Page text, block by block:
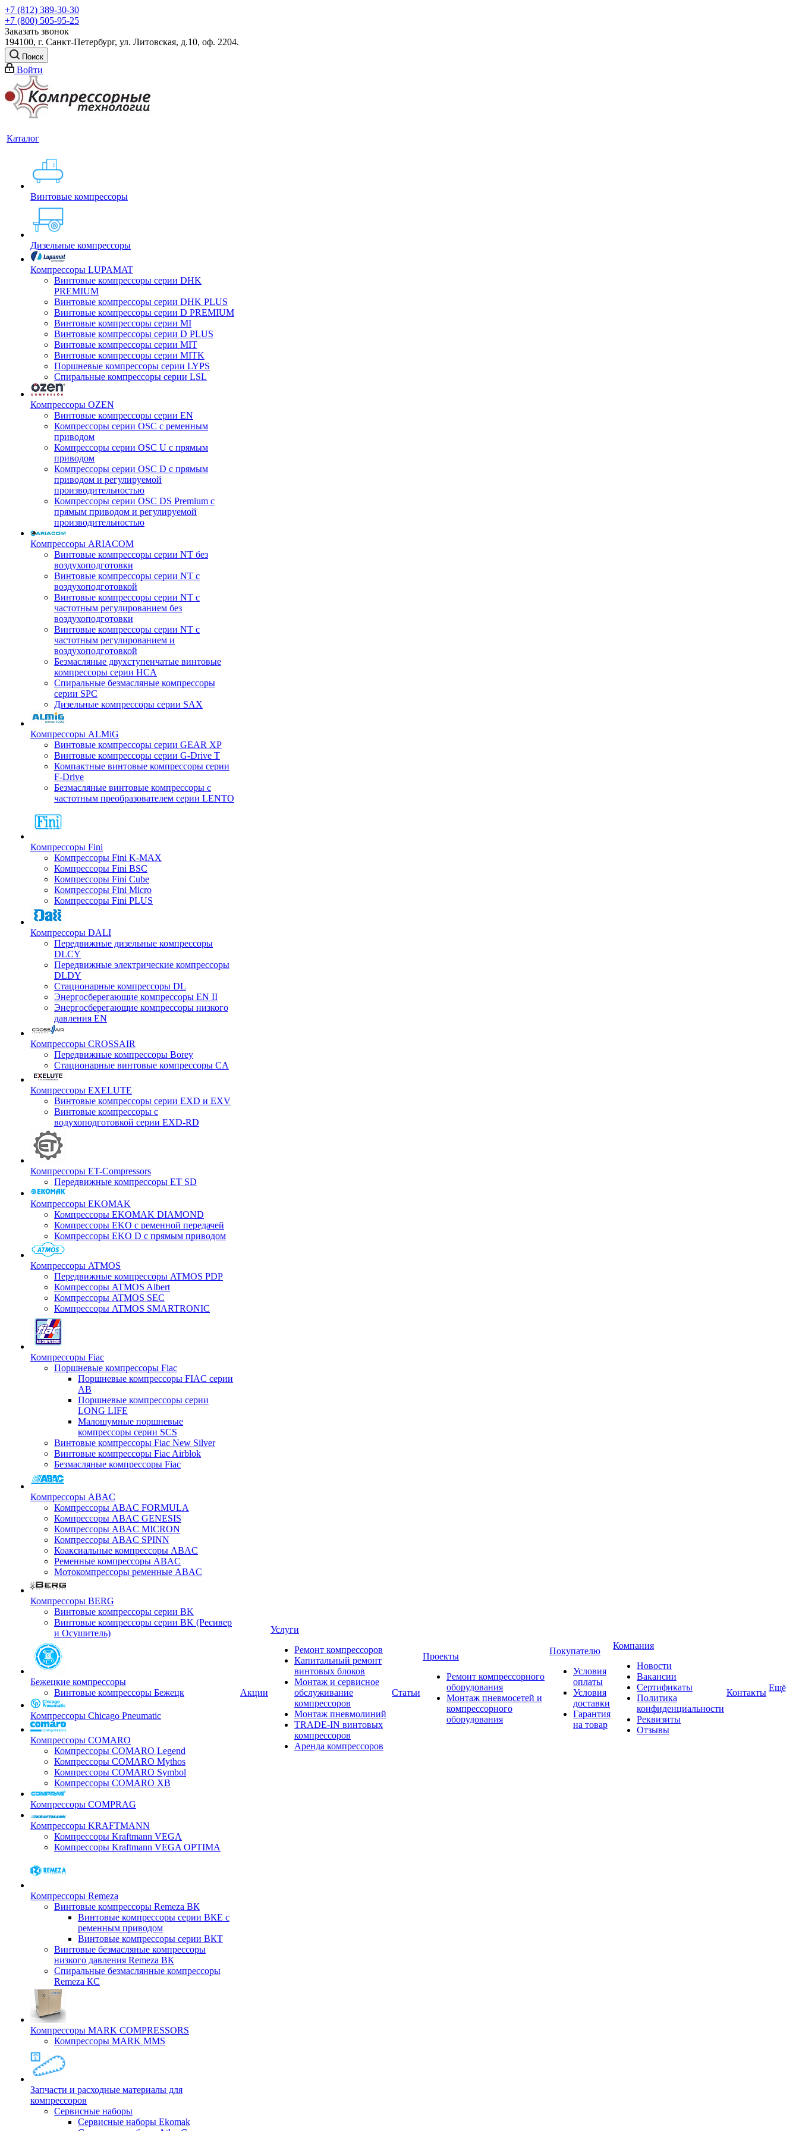
+7 (812) 389-30-30
+7 (800) 505-95-25
Заказать звонок
194100, г. Санкт-Петербург, ул. Литовская, д.10, оф. 2204.
Поиск
Войти
Каталог
Винтовые компрессоры
Дизельные компрессоры
Компрессоры LUPAMAT
Винтовые компрессоры серии DHK
PREMIUM
Винтовые компрессоры серии DHK PLUS
Винтовые компрессоры серии D PREMIUM
Винтовые компрессоры серии MI
Винтовые компрессоры серии D PLUS
Винтовые компрессоры серии MIT
Винтовые компрессоры серии MITK
Поршневые компрессоры серии LYPS
Спиральные компрессоры серии LSL
Компрессоры OZEN
Винтовые компрессоры серии EN
Компрессоры серии OSC с ременным
приводом
Компрессоры серии OSC U с прямым
приводом
Компрессоры серии OSC D с прямым
приводом и регулируемой
производительностью
Компрессоры серии OSC DS Premium с
прямым приводом и регулируемой
производительностью
Компрессоры ARIACOM
Винтовые компрессоры серии NT без
воздухоподготовки
Винтовые компрессоры серии NT c
воздухоподготовкой
Винтовые компрессоры серии NT с
частотным регулированием без
воздухоподготовки
Винтовые компрессоры серии NT с
частотным регулированием и
воздухоподготовкой
Безмасляные двухступенчатые винтовые
компрессоры серии HCA
Спиральные безмасляные компрессоры
серии SPC
Дизельные компрессоры серии SAX
Компрессоры ALMiG
Винтовые компрессоры серии GEAR XP
Винтовые компрессоры серии G-Drive T
Компактные винтовые компрессоры серии
F-Drive
Безмасляные винтовые компрессоры с
частотным преобразователем серии LENTO
Компрессоры Fini
Компрессоры Fini K-MAX
Компрессоры Fini BSC
Компрессоры Fini Cube
Компрессоры Fini Micro
Компрессоры Fini PLUS
Компрессоры DALI
Передвижные дизельные компрессоры
DLCY
Передвижные электрические компрессоры
DLDY
Стационарные компрессоры DL
Энергосберегающие компрессоры EN II
Энергосберегающие компрессоры низкого
давления EN
Компрессоры CROSSAIR
Передвижные компрессоры Borey
Стационарные винтовые компрессоры CA
Компрессоры EXELUTE
Винтовые компрессоры серии EXD и EXV
Винтовые компрессоры с
водухоподготовкой серии EXD-RD
Компрессоры ET-Compressors
Передвижные компрессоры ET SD
Компрессоры EKOMAK
Компрессоры EKOMAK DIAMOND
Компрессоры EKO c ременной передачей
Компрессоры EKO D с прямым приводом
Компрессоры ATMOS
Передвижные компрессоры ATMOS PDP
Компрессоры ATMOS Albert
Компрессоры ATMOS SEC
Компрессоры ATMOS SMARTRONIC
Компрессоры Fiac
Поршневые компрессоры Fiac
Поршневые компрессоры FIAC серии
AB
Поршневые компрессоры серии
LONG LIFE
Малошумные поршневые
компрессоры серии SCS
Винтовые компрессоры Fiac New Silver
Винтовые компрессоры Fiac Airblok
Безмасляные компрессоры Fiac
Компрессоры ABAC
Компрессоры ABAC FORMULA
Компрессоры ABAC GENESIS
Компрессоры ABAC MICRON
Компрессоры ABAC SPINN
Коаксиальные компрессоры ABAC
Ременные компрессоры ABAC
Мотокомпрессоры ременные ABAC
Компрессоры BERG
Винтовые компрессоры серии BK
Винтовые компрессоры серии BK (Ресивер
и Осушитель)
Бежецкие компрессоры
Винтовые компрессоры Бежецк
Компрессоры Chicago Pneumatic
Компрессоры COMARO
Компрессоры COMARO Legend
Компрессоры COMARO Mythos
Компрессоры COMARO Symbol
Компрессоры COMARO XB
Компрессоры COMPRAG
Компрессоры KRAFTMANN
Компрессоры Kraftmann VEGA
Компрессоры Kraftmann VEGA OPTIMA
Компрессоры Remeza
Винтовые компрессоры Remeza ВК
Винтовые компрессоры серии ВКЕ с
ременным приводом
Винтовые компрессоры серии ВКТ
Винтовые безмасляные компрессоры
низкого давления Remeza ВК
Спиральные безмаслянные компрессоры
Remeza КС
Компрессоры MARK COMPRESSORS
Компрессоры MARK MMS
Запчасти и расходные материалы для
компрессоров
Cервисные наборы
Сервисные наборы Ekomak
Акции
Услуги
Ремонт компрессоров
Капитальный ремонт
винтовых блоков
Монтаж и сервисное
обслуживание
компрессоров
Монтаж пневмолиний
TRADE-IN винтовых
компрессоров
Аренда компрессоров
Статьи
Проекты
Ремонт компрессорного
оборудования
Монтаж пневмосетей и
компрессорного
оборудования
Покупателю
Условия
оплаты
Условия
доставки
Гарантия
на товар
Компания
Новости
Вакансии
Сертификаты
Политика
конфиденциальности
Реквизиты
Отзывы
Контакты Ещё